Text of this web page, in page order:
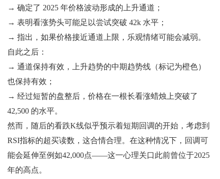
→ 确定了 2025 年价格波动形成的上升通道；
→ 表明看涨势头可能足以尝试突破 42k 水平；
→ 指出，如果价格接近通道上限，乐观情绪可能会减弱。
自此之后：
→ 通道保持有效，上升趋势的中期趋势线（标记为橙色）
也保持有效；
→ 经过短暂的盘整后，价格在一根长看涨蜡烛上突破了
42,500 的水平。
然而，随后的看跌K线似乎预示着短期回调的开始，考虑到
RSI指标的超买读数，这合情合理。在这种情况下，回调可
能会延伸至例如42,000点——这一心理关口此前曾位于2025
年的高点。